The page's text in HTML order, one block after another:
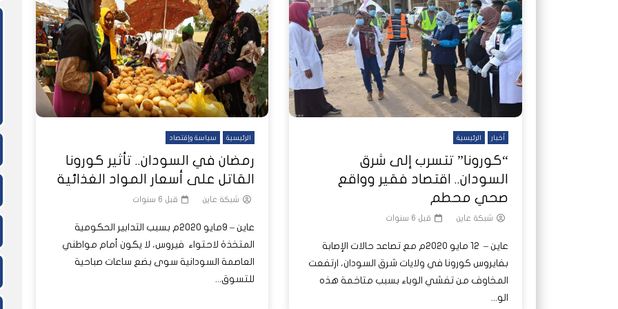
تصدر الدول العربية.. كيف دفعت الحرب
ديون السودان إلى ذروتها؟
نشرة أخبار عاين الأسبوعية
كيف أفرغت الحرب حقول مشروع
من العمال الزراعيين؟
شاهد لاحقاً
هجمات المسيرات تضع ملايين السودانيين
على خطوط النار والجوع
شاهد لاحقاً
جروحٌ لا تُرى.. حرب السودان تمتد إلى
الصحة النفسية للملايين
الغلاء يطال كل شيء ويهدد لقمة
السودانيين
أخبار الرئيسية
“كورونا” تتسرب إلى شرق
السودان.. اقتصاد فقير وواقع
صحي محطم
شبكة عاين قبل 6 سنوات
عاين – 12 مايو 2020م مع تصاعد حالات الإصابة
بفايروس كورونا في ولايات شرق السودان، ارتفعت
المخاوف من تفشي الوباء بسبب متاخمة هذه
الو...
الرئيسية سياسة وإقتصاد
رمضان في السودان.. تأثير كورونا
القاتل على أسعار المواد الغذائية
شبكة عاين قبل 6 سنوات
عاين – 9مايو 2020م بسبب التدابير الحكومية
المتخذة لاحتواء فيروس، لا يكون أمام مواطني
العاصمة السودانية سوى بضع ساعات صباحية
للتسوق...